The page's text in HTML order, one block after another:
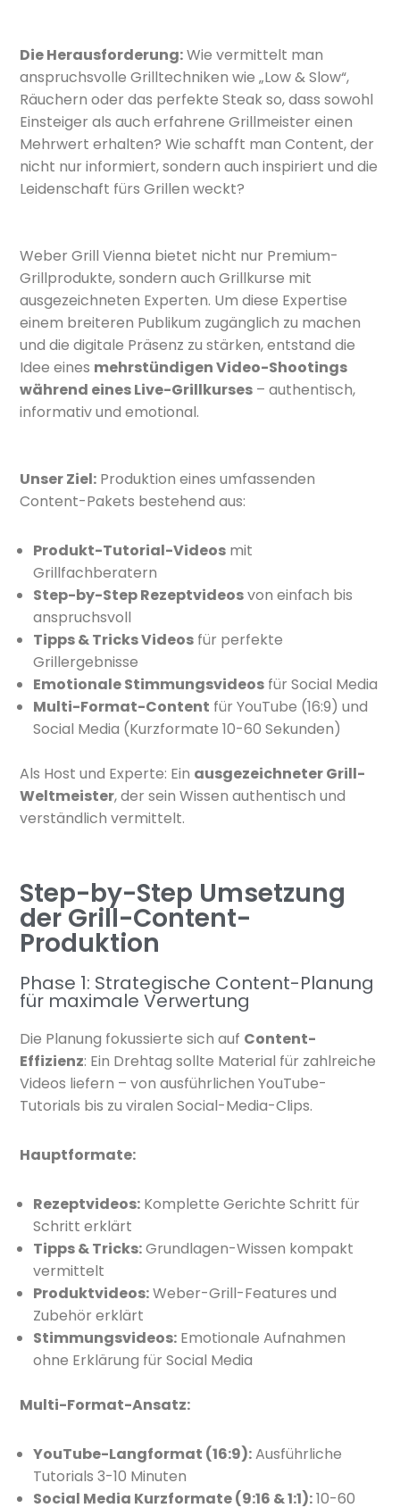
Die Herausforderung:Wie vermittelt man
anspruchsvolle Grilltechniken wie „Low & Slow“,
Räuchern oder das perfekte Steak so, dass sowohl
Einsteiger als auch erfahrene Grillmeister einen
Mehrwert erhalten? Wie schafft man Content, der
nicht nur informiert, sondern auch inspiriert und die
Leidenschaft fürs Grillen weckt?
Weber Grill Vienna bietet nicht nur Premium-
Grillprodukte, sondern auch Grillkurse mit
ausgezeichneten Experten. Um diese Expertise
einem breiteren Publikum zugänglich zu machen
und die digitale Präsenz zu stärken, entstand die
Idee eines mehrstündigen Video-Shootings
während eines Live-Grillkurses – authentisch,
informativ und emotional.
Unser Ziel: Produktion eines umfassenden
Content-Pakets bestehend aus:
Produkt-Tutorial-Videos mit
Grillfachberatern
Step-by-Step Rezeptvideosvon einfach bis
anspruchsvoll
Tipps & Tricks Videos für perfekte
Grillergebnisse
Emotionale Stimmungsvideos für Social Media
Multi-Format-Content für YouTube (16:9) und
Social Media (Kurzformate 10-60 Sekunden)
Als Host und Experte: Ein ausgezeichneter Grill-
Weltmeister, der sein Wissen authentisch und
verständlich vermittelt.
Step-by-Step Umsetzung
der Grill-Content-
Produktion
Phase 1: Strategische Content-Planung
für maximale Verwertung
Die Planung fokussierte sich auf Content-
Effizienz: Ein Drehtag sollte Material für zahlreiche
Videos liefern – von ausführlichen YouTube-
Tutorials bis zu viralen Social-Media-Clips.
Hauptformate:
Rezeptvideos: Komplette Gerichte Schritt für
Schritt erklärt
Tipps & Tricks:Grundlagen-Wissen kompakt
vermittelt
Produktvideos:Weber-Grill-Features und
Zubehör erklärt
Stimmungsvideos: Emotionale Aufnahmen
ohne Erklärung für Social Media
Multi-Format-Ansatz:
YouTube-Langformat (16:9):Ausführliche
Tutorials 3-10 Minuten
Social Media Kurzformate (9:16 & 1:1):10-60